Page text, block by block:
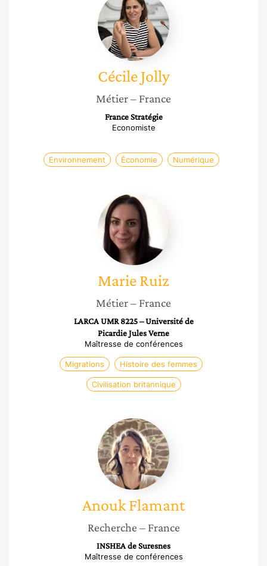
Jolly
Cécile Jolly
Métier– France
France Stratégie
Economiste
Environnement Économie Numérique
Marie
Ruiz
MarieRuiz
Métier– France
LARCA UMR 8225 – Université de
Picardie Jules Verne
Maîtresse de conférences
Migrations Histoire des femmes
Civilisation britannique
Anouk
Flamant
AnoukFlamant
Recherche – France
INSHEA de Suresnes
Maîtresse de conférences